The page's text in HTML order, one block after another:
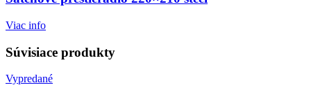
Viac info
Súvisiace produkty
Vypredané